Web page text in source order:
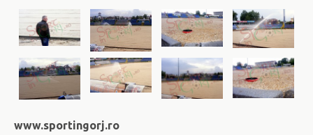
www.sportingorj.ro